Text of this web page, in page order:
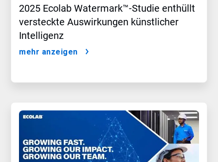
2025 Ecolab Watermark™-Studie enthüllt
versteckte Auswirkungen künstlicher
Intelligenz
mehr anzeigen